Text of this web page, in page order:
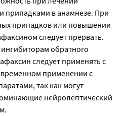
припадками в анамнезе. При
припадков или повышении
следует прервать.
обратного
следует применять с
применении с
так как могут
нейролептический